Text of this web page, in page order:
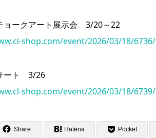
ョークアート展示会 3/20～22
shop.com/event/2026/03/18/6736/
ート 3/26
shop.com/event/2026/03/18/6739/
Share Hatena Pocket